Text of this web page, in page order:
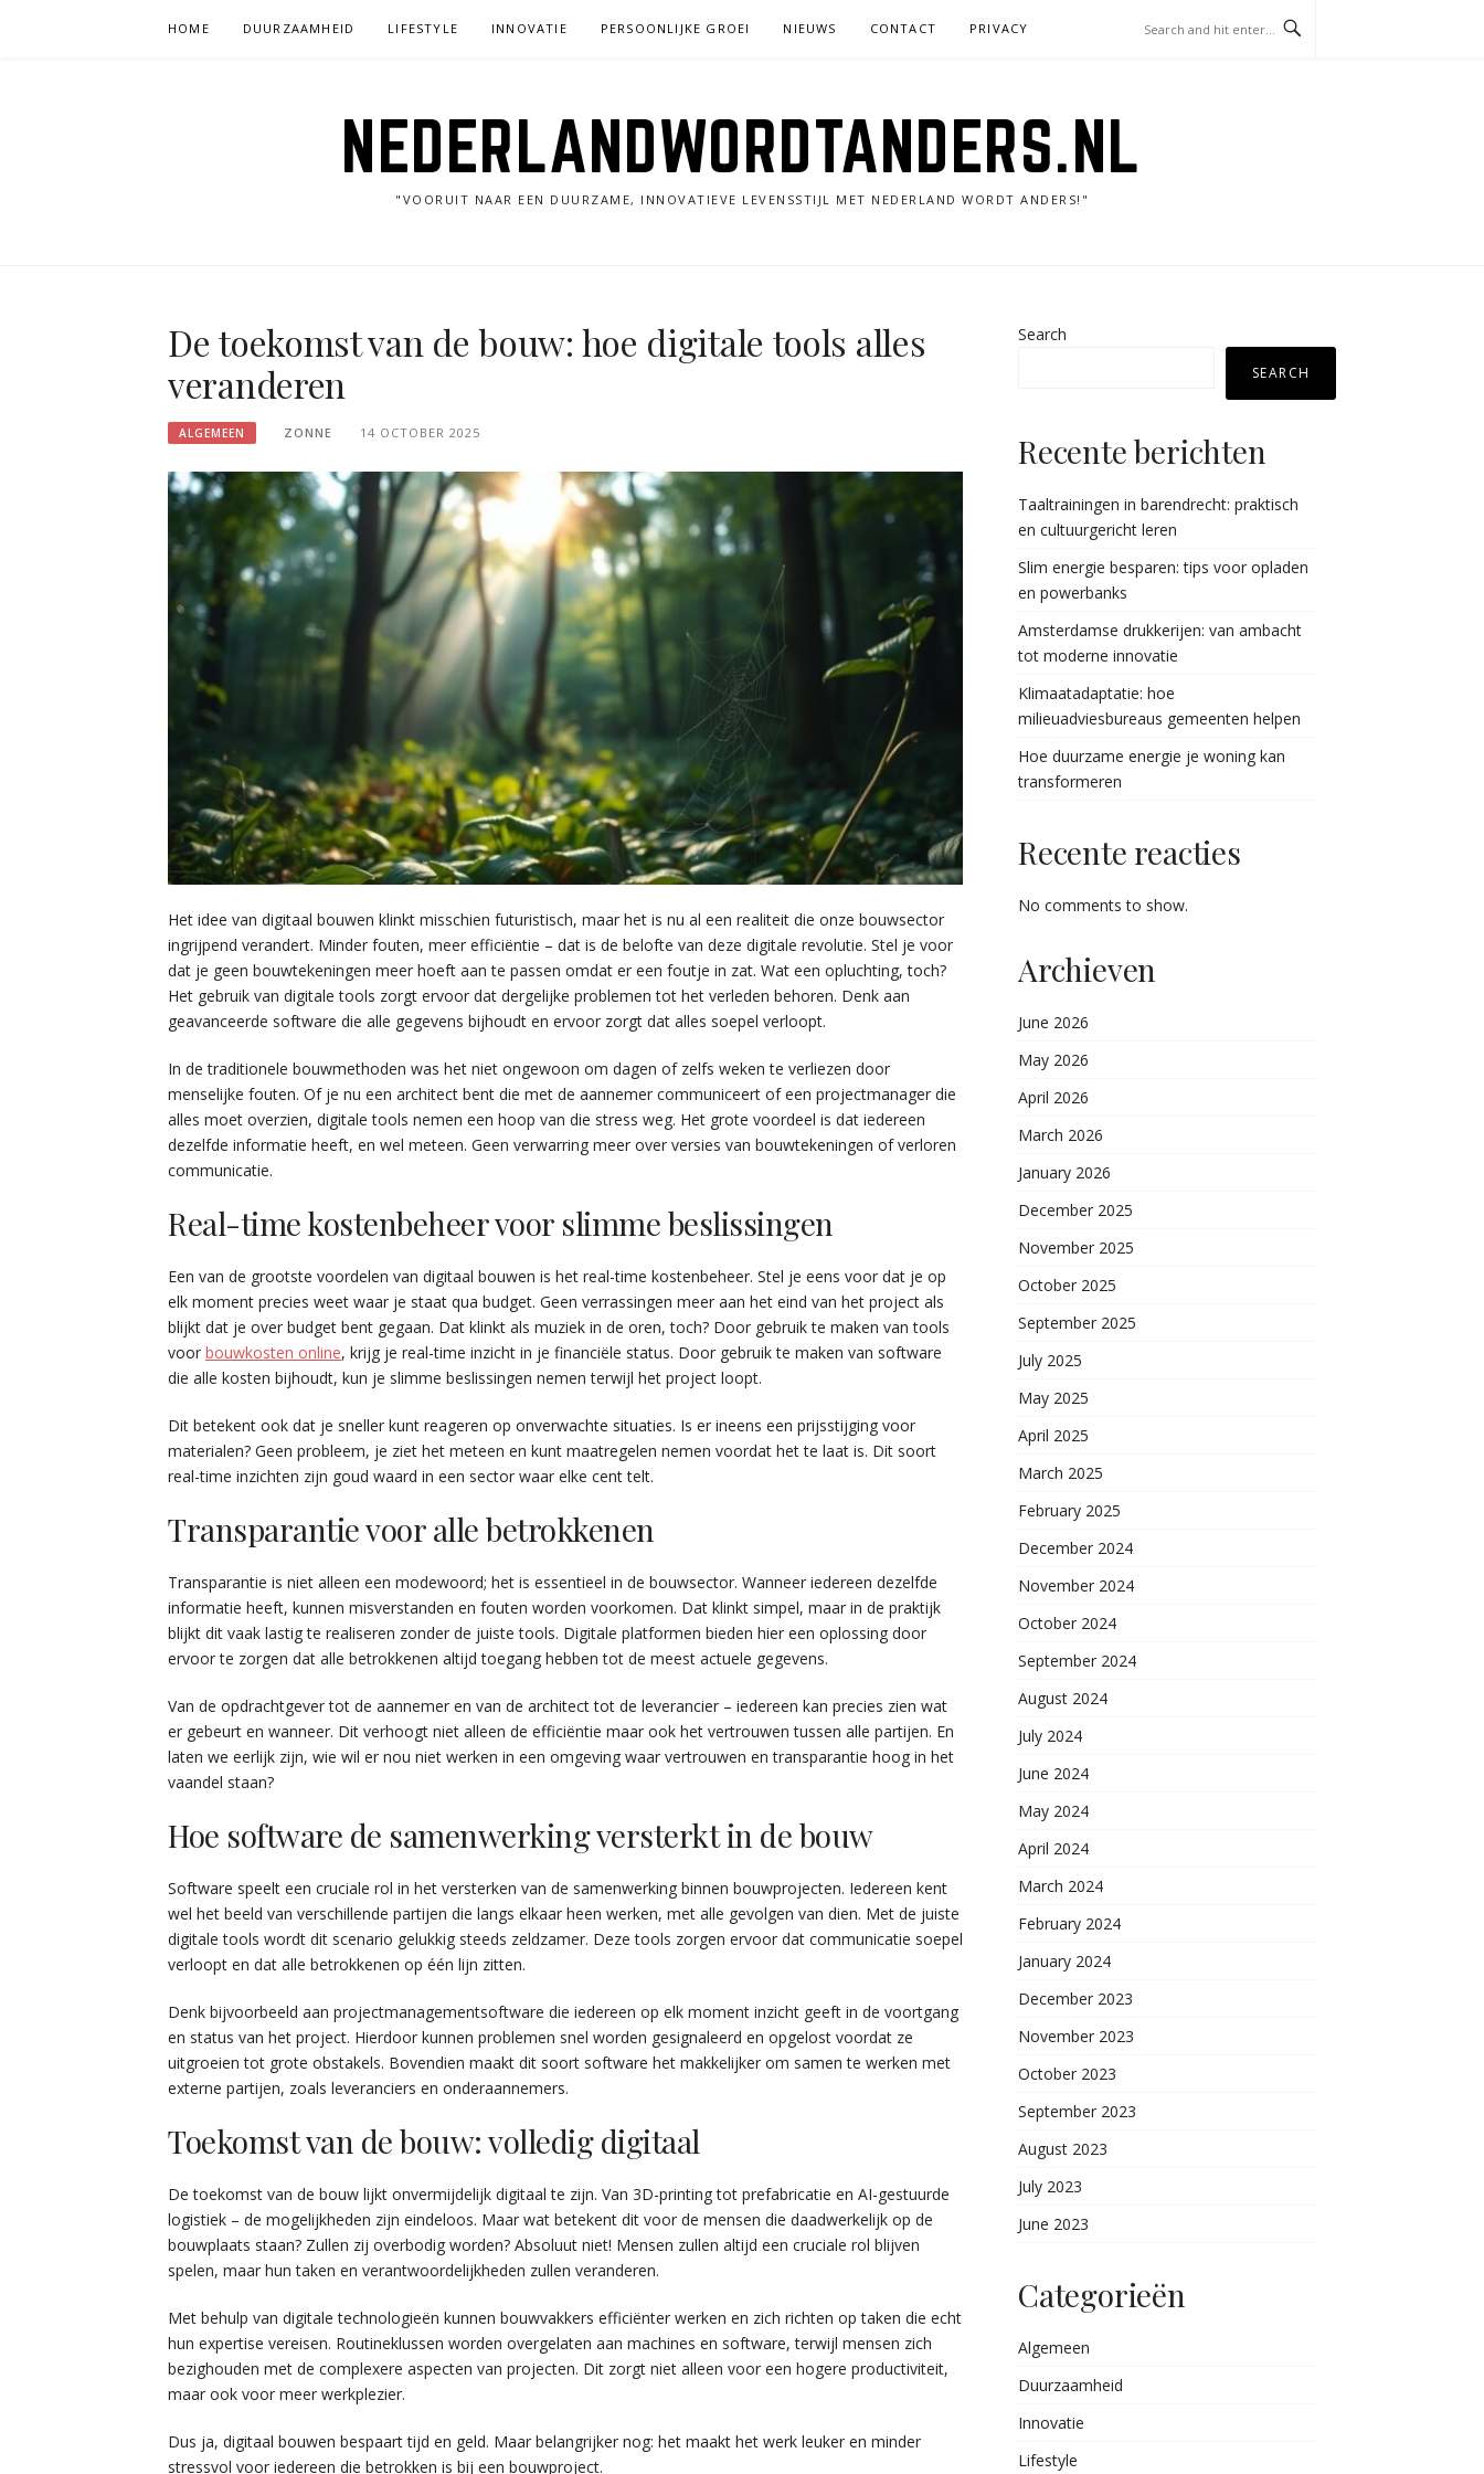
HOME DUURZAAMHEID LIFESTYLE INNOVATIE PERSOONLIJKE GROEI NIEUWS CONTACT PRIVACY
NEDERLANDWORDTANDERS.NL
"VOORUIT NAAR EEN DUURZAME, INNOVATIEVE LEVENSSTIJL MET NEDERLAND WORDT ANDERS!"
De toekomst van de bouw: hoe digitale tools alles
veranderen
ALGEMEEN ZONNE 14 OCTOBER 2025
Het idee van digitaal bouwen klinkt misschien futuristisch, maar het is nu al een realiteit die onze bouwsector
ingrijpend verandert. Minder fouten, meer efficiëntie – dat is de belofte van deze digitale revolutie. Stel je voor
dat je geen bouwtekeningen meer hoeft aan te passen omdat er een foutje in zat. Wat een opluchting, toch?
Het gebruik van digitale tools zorgt ervoor dat dergelijke problemen tot het verleden behoren. Denk aan
geavanceerde software die alle gegevens bijhoudt en ervoor zorgt dat alles soepel verloopt.
In de traditionele bouwmethoden was het niet ongewoon om dagen of zelfs weken te verliezen door
menselijke fouten. Of je nu een architect bent die met de aannemer communiceert of een projectmanager die
alles moet overzien, digitale tools nemen een hoop van die stress weg. Het grote voordeel is dat iedereen
dezelfde informatie heeft, en wel meteen. Geen verwarring meer over versies van bouwtekeningen of verloren
communicatie.
Real-time kostenbeheer voor slimme beslissingen
Een van de grootste voordelen van digitaal bouwen is het real-time kostenbeheer. Stel je eens voor dat je op
elk moment precies weet waar je staat qua budget. Geen verrassingen meer aan het eind van het project als
blijkt dat je over budget bent gegaan. Dat klinkt als muziek in de oren, toch? Door gebruik te maken van tools
voor bouwkosten online, krijg je real-time inzicht in je financiële status. Door gebruik te maken van software
die alle kosten bijhoudt, kun je slimme beslissingen nemen terwijl het project loopt.
Dit betekent ook dat je sneller kunt reageren op onverwachte situaties. Is er ineens een prijsstijging voor
materialen? Geen probleem, je ziet het meteen en kunt maatregelen nemen voordat het te laat is. Dit soort
real-time inzichten zijn goud waard in een sector waar elke cent telt.
Transparantie voor alle betrokkenen
Transparantie is niet alleen een modewoord; het is essentieel in de bouwsector. Wanneer iedereen dezelfde
informatie heeft, kunnen misverstanden en fouten worden voorkomen. Dat klinkt simpel, maar in de praktijk
blijkt dit vaak lastig te realiseren zonder de juiste tools. Digitale platformen bieden hier een oplossing door
ervoor te zorgen dat alle betrokkenen altijd toegang hebben tot de meest actuele gegevens.
Van de opdrachtgever tot de aannemer en van de architect tot de leverancier – iedereen kan precies zien wat
er gebeurt en wanneer. Dit verhoogt niet alleen de efficiëntie maar ook het vertrouwen tussen alle partijen. En
laten we eerlijk zijn, wie wil er nou niet werken in een omgeving waar vertrouwen en transparantie hoog in het
vaandel staan?
Hoe software de samenwerking versterkt in de bouw
Software speelt een cruciale rol in het versterken van de samenwerking binnen bouwprojecten. Iedereen kent
wel het beeld van verschillende partijen die langs elkaar heen werken, met alle gevolgen van dien. Met de juiste
digitale tools wordt dit scenario gelukkig steeds zeldzamer. Deze tools zorgen ervoor dat communicatie soepel
verloopt en dat alle betrokkenen op één lijn zitten.
Denk bijvoorbeeld aan projectmanagementsoftware die iedereen op elk moment inzicht geeft in de voortgang
en status van het project. Hierdoor kunnen problemen snel worden gesignaleerd en opgelost voordat ze
uitgroeien tot grote obstakels. Bovendien maakt dit soort software het makkelijker om samen te werken met
externe partijen, zoals leveranciers en onderaannemers.
Toekomst van de bouw: volledig digitaal
De toekomst van de bouw lijkt onvermijdelijk digitaal te zijn. Van 3D-printing tot prefabricatie en AI-gestuurde
logistiek – de mogelijkheden zijn eindeloos. Maar wat betekent dit voor de mensen die daadwerkelijk op de
bouwplaats staan? Zullen zij overbodig worden? Absoluut niet! Mensen zullen altijd een cruciale rol blijven
spelen, maar hun taken en verantwoordelijkheden zullen veranderen.
Met behulp van digitale technologieën kunnen bouwvakkers efficiënter werken en zich richten op taken die echt
hun expertise vereisen. Routineklussen worden overgelaten aan machines en software, terwijl mensen zich
bezighouden met de complexere aspecten van projecten. Dit zorgt niet alleen voor een hogere productiviteit,
maar ook voor meer werkplezier.
Dus ja, digitaal bouwen bespaart tijd en geld. Maar belangrijker nog: het maakt het werk leuker en minder
stressvol voor iedereen die betrokken is bij een bouwproject.
Search
SEARCH
Recente berichten
Taaltrainingen in barendrecht: praktisch
en cultuurgericht leren
Slim energie besparen: tips voor opladen
en powerbanks
Amsterdamse drukkerijen: van ambacht
tot moderne innovatie
Klimaatadaptatie: hoe
milieuadviesbureaus gemeenten helpen
Hoe duurzame energie je woning kan
transformeren
Recente reacties
No comments to show.
Archieven
June 2026
May 2026
April 2026
March 2026
January 2026
December 2025
November 2025
October 2025
September 2025
July 2025
May 2025
April 2025
March 2025
February 2025
December 2024
November 2024
October 2024
September 2024
August 2024
July 2024
June 2024
May 2024
April 2024
March 2024
February 2024
January 2024
December 2023
November 2023
October 2023
September 2023
August 2023
July 2023
June 2023
Categorieën
Algemeen
Duurzaamheid
Innovatie
Lifestyle